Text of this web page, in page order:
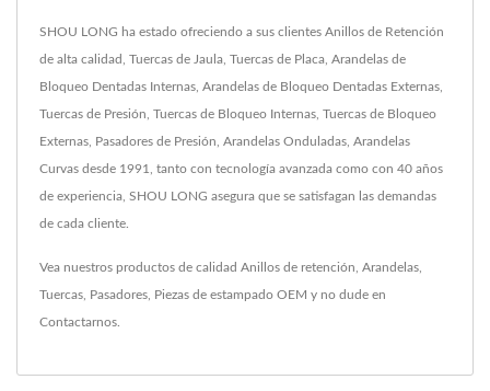
SHOU LONG ha estado ofreciendo a sus clientes Anillos de Retención
de alta calidad, Tuercas de Jaula, Tuercas de Placa, Arandelas de
Bloqueo Dentadas Internas, Arandelas de Bloqueo Dentadas Externas,
Tuercas de Presión, Tuercas de Bloqueo Internas, Tuercas de Bloqueo
Externas, Pasadores de Presión, Arandelas Onduladas, Arandelas
Curvas desde 1991, tanto con tecnología avanzada como con 40 años
de experiencia, SHOU LONG asegura que se satisfagan las demandas
de cada cliente.
Vea nuestros productos de calidad Anillos de retención Arandelas
Tuercas Pasadores Piezas de estampado OEM y no dude en
Contactarnos